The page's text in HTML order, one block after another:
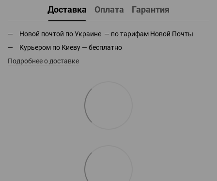
Доставка Оплата Гарантия
Новой почтой по Украине — по тарифам Новой Почты
Курьером по Киеву — бесплатно
Подробнее о доставке